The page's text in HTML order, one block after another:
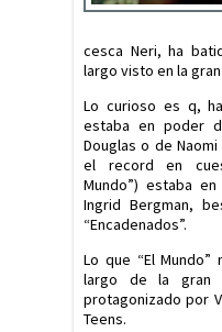
cesca Neri, ha
largo visto en la
Lo curioso es q,
estaba en poder
Douglas o de
el record en
Mundo”) estaba
Ingrid Bergman,
“Encadenados”.
Lo que “El
largo de la gran
protagonizado por
Teens.